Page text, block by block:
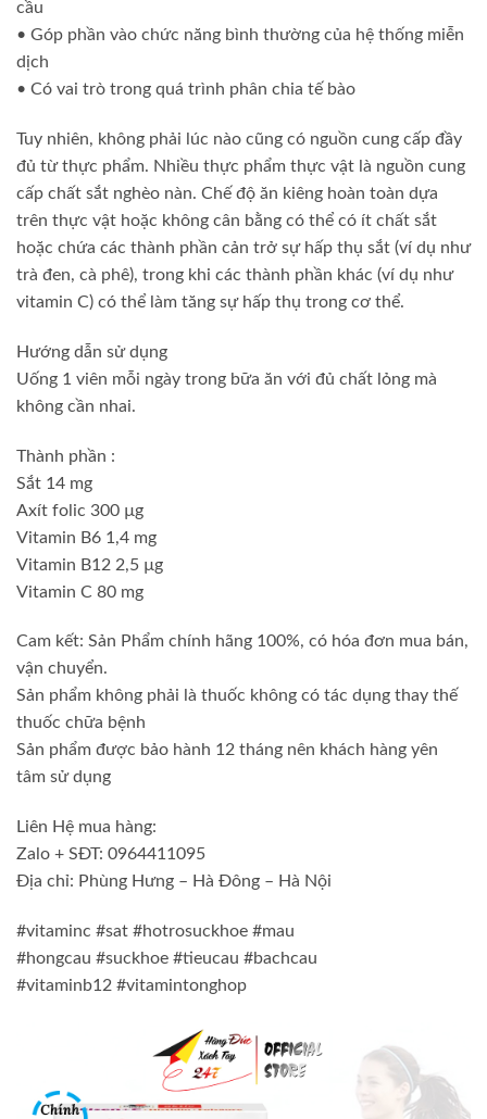
cầu
• Góp phần vào chức năng bình thường của hệ thống miễn
dịch
• Có vai trò trong quá trình phân chia tế bào
Tuy nhiên, không phải lúc nào cũng có nguồn cung cấp đầy
đủ từ thực phẩm. Nhiều thực phẩm thực vật là nguồn cung
cấp chất sắt nghèo nàn. Chế độ ăn kiêng hoàn toàn dựa
trên thực vật hoặc không cân bằng có thể có ít chất sắt
hoặc chứa các thành phần cản trở sự hấp thụ sắt (ví dụ như
trà đen, cà phê), trong khi các thành phần khác (ví dụ như
vitamin C) có thể làm tăng sự hấp thụ trong cơ thể.
Hướng dẫn sử dụng
Uống 1 viên mỗi ngày trong bữa ăn với đủ chất lỏng mà
không cần nhai.
Thành phần :
Sắt 14 mg
Axít folic 300 µg
Vitamin B6 1,4 mg
Vitamin B12 2,5 µg
Vitamin C 80 mg
Cam kết: Sản Phẩm chính hãng 100%, có hóa đơn mua bán,
vận chuyển.
Sản phẩm không phải là thuốc không có tác dụng thay thế
thuốc chữa bệnh
Sản phẩm được bảo hành 12 tháng nên khách hàng yên
tâm sử dụng
Liên Hệ mua hàng:
Zalo + SĐT: 0964411095
Địa chỉ: Phùng Hưng – Hà Đông – Hà Nội
#vitaminc #sat #hotrosuckhoe #mau
#hongcau #suckhoe #tieucau #bachcau
#vitaminb12 #vitamintonghop